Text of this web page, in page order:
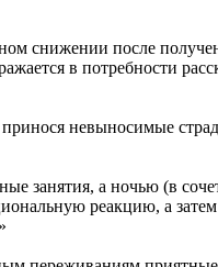
снижении после
в потребности
невыносимые
занятия, а ночью (в
реакцию, а